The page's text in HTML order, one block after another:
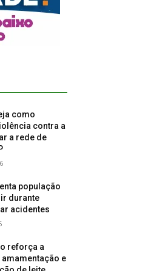
como
contra a
a rede de
população
durante
acidentes
reforça a
e